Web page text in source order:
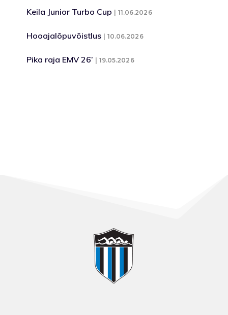
Keila Junior Turbo Cup 11.06.2026
Hooajalõpuvõistlus 10.06.2026
Pika raja EMV 26’ 19.05.2026